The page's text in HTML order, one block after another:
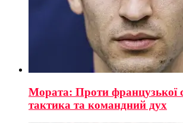
Мората: Проти французької
тактика та командний дух